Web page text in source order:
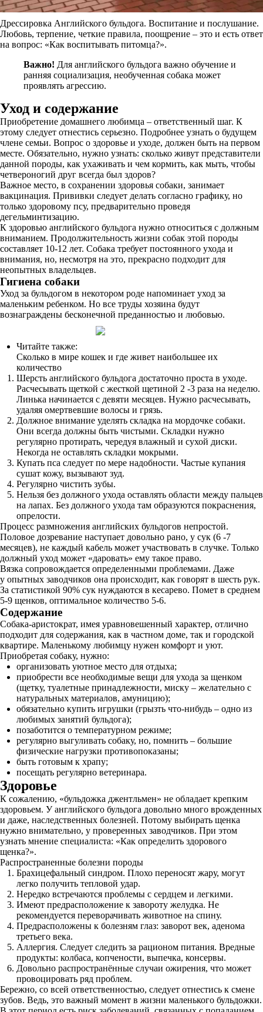
Дрессировка Английского бульдога. Воспитание и послушание.
Любовь, терпение, четкие правила, поощрение – это и есть ответ
на вопрос: «Как воспитывать питомца?».
Важно! Для английского бульдога важно обучение и
ранняя социализация, необученная собака может
проявлять агрессию.
Уход и содержание
Приобретение домашнего любимца – ответственный шаг. К
этому следует отнестись серьезно. Подробнее узнать о будущем
члене семьи. Вопрос о здоровье и уходе, должен быть на первом
месте. Обязательно, нужно узнать: сколько живут представители
данной породы, как ухаживать и чем кормить, как мыть, чтобы
четвероногий друг всегда был здоров?
Важное место, в сохранении здоровья собаки, занимает
вакцинация. Прививки следует делать согласно графику, но
только здоровому псу, предварительно проведя
дегельминтизацию.
К здоровью английского бульдога нужно относиться с должным
вниманием. Продолжительность жизни собак этой породы
составляет 10-12 лет. Собака требует постоянного ухода и
внимания, но, несмотря на это, прекрасно подходит для
неопытных владельцев.
Гигиена собаки
Уход за бульдогом в некотором роде напоминает уход за
маленьким ребенком. Но все труды хозяина будут
вознаграждены бесконечной преданностью и любовью.
Читайте также:
Сколько в мире кошек и где живет наибольшее их
количество
Шерсть английского бульдога достаточно проста в уходе.
Расчесывать щеткой с жесткой щетиной 2 -3 раза на неделю.
Линька начинается с девяти месяцев. Нужно расчесывать,
удаляя омертвевшие волосы и грязь.
Должное внимание уделять складка на мордочке собаки.
Они всегда должны быть чистыми. Складки нужно
регулярно протирать, чередуя влажный и сухой диски.
Некогда не оставлять складки мокрыми.
Купать пса следует по мере надобности. Частые купания
сушат кожу, вызывают зуд.
Регулярно чистить зубы.
Нельзя без должного ухода оставлять области между пальцев
на лапах. Без должного ухода там образуются покраснения,
опрелости.
Процесс размножения английских бульдогов непростой.
Половое дозревание наступает довольно рано, у сук (6 -7
месяцев), не каждый кабель может участвовать в случке. Только
должный уход может «даровать» ему такое право.
Вязка сопровождается определенными проблемами. Даже
у опытных заводчиков она происходит, как говорят в шесть рук.
За статистикой 90% сук нуждаются в кесарево. Помет в среднем
5-9 щенков, оптимальное количество 5-6.
Содержание
Собака-аристократ, имея уравновешенный характер, отлично
подходит для содержания, как в частном доме, так и городской
квартире. Маленькому любимцу нужен комфорт и уют.
Приобретая собаку, нужно:
организовать уютное место для отдыха;
приобрести все необходимые вещи для ухода за щенком
(щетку, туалетные принадлежности, миску – желательно с
натуральных материалов, амуницию);
обязательно купить игрушки (грызть что-нибудь – одно из
любимых занятий бульдога);
позаботится о температурном режиме;
регулярно выгуливать собаку, но, помнить – большие
физические нагрузки противопоказаны;
быть готовым к храпу;
посещать регулярно ветеринара.
Здоровье
К сожалению, «бульдожка джентльмен» не обладает крепким
здоровьем. У английского бульдога довольно много врожденных
и даже, наследственных болезней. Потому выбирать щенка
нужно внимательно, у проверенных заводчиков. При этом
узнать мнение специалиста: «Как определить здорового
щенка?».
Распространенные болезни породы
Брахицефальный синдром. Плохо переносят жару, могут
легко получить тепловой удар.
Нередко встречаются проблемы с сердцем и легкими.
Имеют предрасположение к завороту желудка. Не
рекомендуется переворачивать животное на спину.
Предрасположены к болезням глаз: заворот век, аденома
третьего века.
Аллергия. Следует следить за рационом питания. Вредные
продукты: колбаса, копчености, выпечка, консервы.
Довольно распространённые случаи ожирения, что может
провоцировать ряд проблем.
Бережно, со всей ответственностью, следует отнестись к смене
зубов. Ведь, это важный момент в жизни маленького бульдожки.